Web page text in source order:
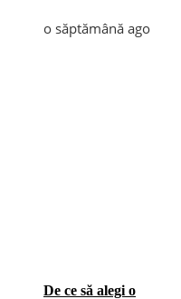
o săptămână ago
De ce să alegi o